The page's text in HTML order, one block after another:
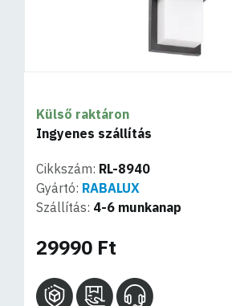
Külső raktáron
Ingyenes szállítás
Cikkszám: RL-8940
Gyártó: RABALUX
Szállítás: 4-6 munkanap
29990 Ft